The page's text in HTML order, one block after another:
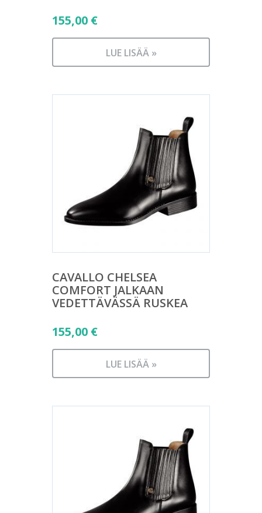
155,00 €
LUE LISÄÄ »
CAVALLO CHELSEA
COMFORT JALKAAN
VEDETTÄVÄSSÄ RUSKEA
155,00 €
LUE LISÄÄ »